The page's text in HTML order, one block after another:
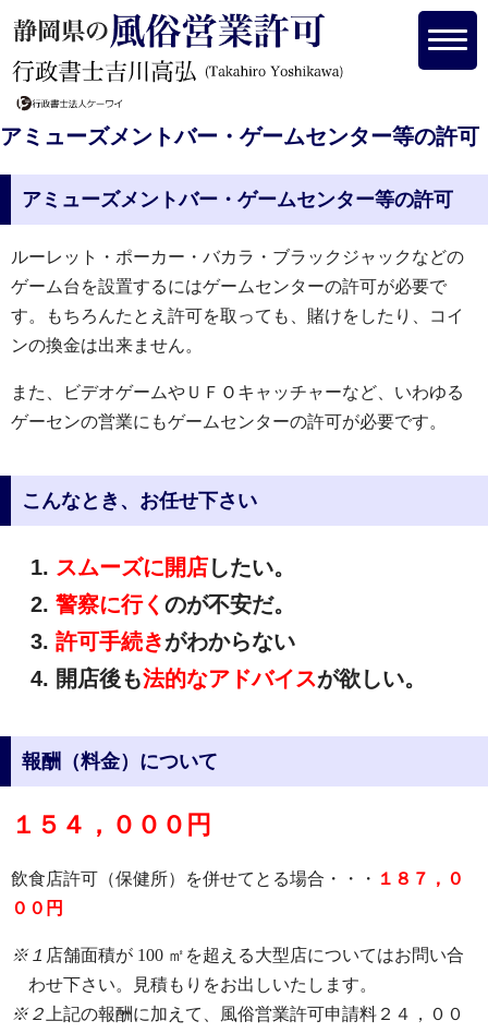
アミューズメントバー・ゲームセンター等の許可
アミューズメントバー・ゲームセンター等の許可
ルーレット・ポーカー・バカラ・ブラックジャックなどの
ゲーム台を設置するにはゲームセンターの許可が必要で
す。もちろんたとえ許可を取っても、賭けをしたり、コイ
ンの換金は出来ません。
また、ビデオゲームやＵＦＯキャッチャーなど、いわゆる
ゲーセンの営業にもゲームセンターの許可が必要です。
こんなとき、お任せ下さい
スムーズに開店したい。
警察に行く のが不安だ。
許可手続きがわからない
開店後も法的なアドバイスが欲しい。
報酬（料金）について
１５４，０００円
飲食店許可（保健所）を併せてとる場合・・・ １８７，０
００円
※１ 店舗面積が 100 ㎡を超える大型店についてはお問い合
わせ下さい。見積もりをお出しいたします。
※２ 上記の報酬に加えて、風俗営業許可申請料２４，００